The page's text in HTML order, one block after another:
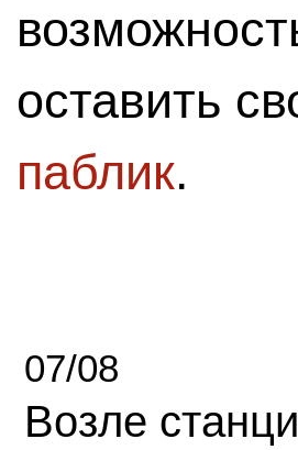
оставить
паблик.
07/08
Возле